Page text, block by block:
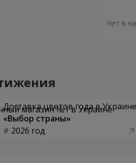
Нет в
Доставка цветов года в Украине
«Выбор страны»
2026 год